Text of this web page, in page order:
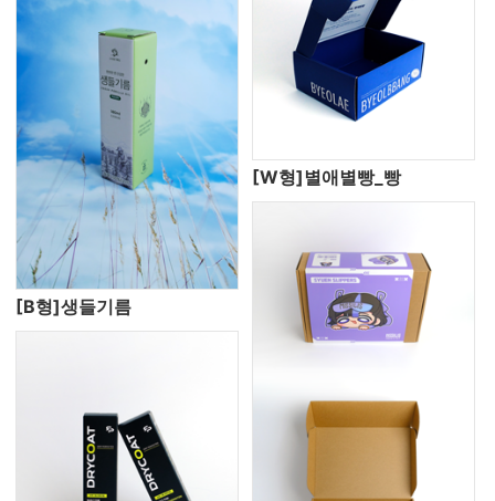
[B형]생들기름
[W형]별애별빵_빵